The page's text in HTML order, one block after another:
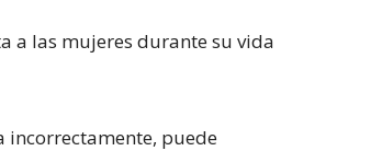
a las mujeres durante su vida
incorrectamente, puede